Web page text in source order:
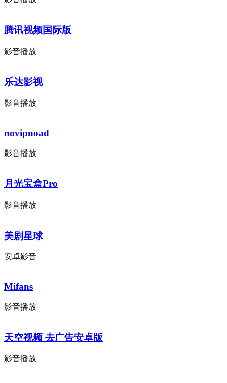
腾讯视频国际版
影音播放
乐达影视
影音播放
novipnoad
影音播放
月光宝盒Pro
影音播放
美剧星球
安卓影音
Mifans
影音播放
天空视频 去广告安卓版
影音播放